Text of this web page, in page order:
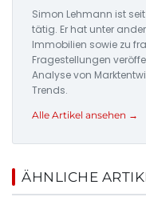
Simon Lehmann ist
tätig. Er hat unter
Immobilien sowie zu
Fragestellungen
Analyse von
Trends.
Alle Artikel ansehen →
ÄHNLICHE